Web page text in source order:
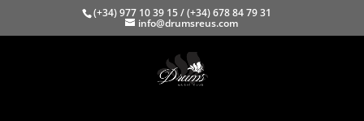
(+34) 977 10 39 15 / (+34) 678 84 79 31
info@drumsreus.com